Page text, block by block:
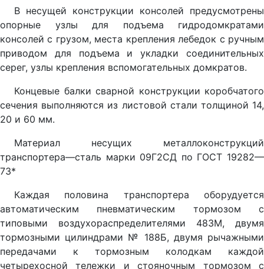
В несущей конструкции консолей предусмотрены
опорные узлы для подъема гидродомкратами
консолей с грузом, места крепления лебедок с ручным
приводом для подъема и укладки соединительных
серег, узлы крепления вспомогательных домкратов.
Концевые балки сварной конструкции коробчатого
сечения выполняются из листовой стали толщиной 14,
20 и 60 мм.
Материал несущих металлоконструкций
транспортера—сталь марки 09Г2СД по ГОСТ 19282—
73*
Каждая половина транспортера оборудуется
автоматическим пневматическим тормозом с
типовыми воздухораспределителями 483М, двумя
тормозными цилиндрами № 188Б, двумя рычажными
передачами к тормозным колодкам каждой
четырехосной тележки и стояночным тормозом с